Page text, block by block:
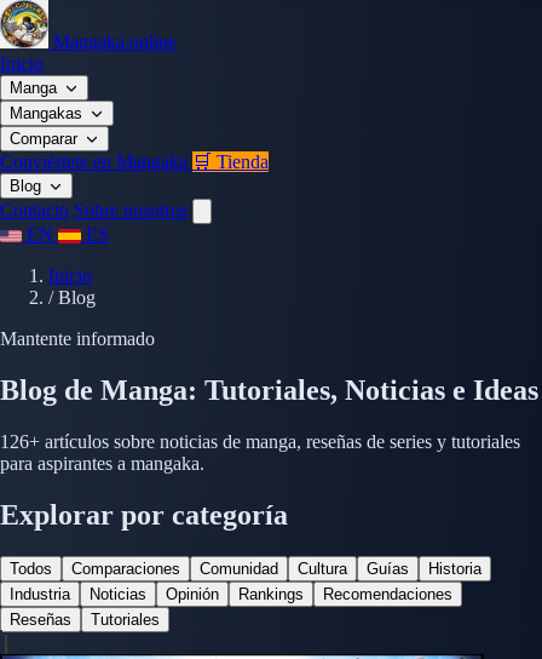
Mangaka.online
Inicio
Manga
Mangakas
Comparar
Conviértete en Mangaka 🛒 Tienda
Blog
Contacto Sobre nosotros
EN
ES
Inicio
/ Blog
Mantente informado
Blog de Manga: Tutoriales, Noticias e Ideas
126+ artículos sobre noticias de manga, reseñas de series y tutoriales
para aspirantes a mangaka.
Explorar por categoría
Todos Comparaciones Comunidad Cultura Guías
Historia
Industria
Noticias Opinión Rankings
Recomendaciones
Reseñas
Tutoriales